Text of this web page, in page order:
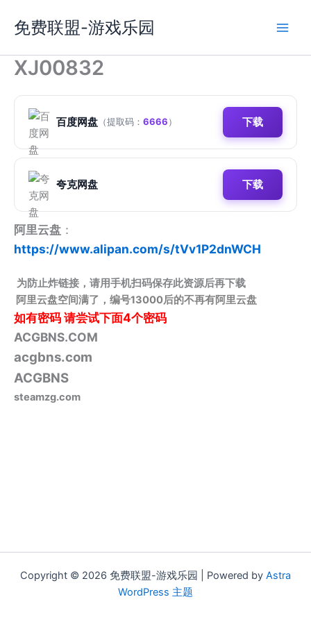
容
免费联盟-游戏乐园
XJ00832
百度网盘 （提取码： 6666） 下载
夸克网盘 下载
阿里云盘 ：
https://www.alipan.com/s/tVv1P2dnWCH
为防止炸链接，请用手机扫码保存此资源后再下载
阿里云盘空间满了，编号13000后的不再有阿里云盘
如有密码请尝试下面4个密码
ACGBNS.COM
acgbns.com
ACGBNS
steamzg.com
Copyright © 2026 免费联盟-游戏乐园 | Powered by Astra
WordPress 主题